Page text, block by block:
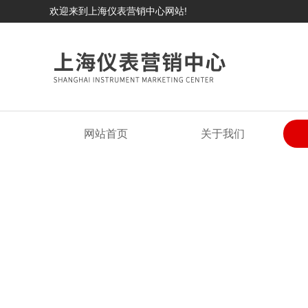
欢迎来到上海仪表营销中心网站!
网站首页 关于我们